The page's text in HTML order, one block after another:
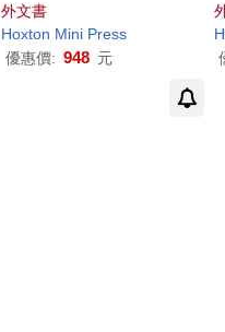
book in Which to Risk I
mperfection
外文書
Hoxton Mini Press
優惠價: 948 元